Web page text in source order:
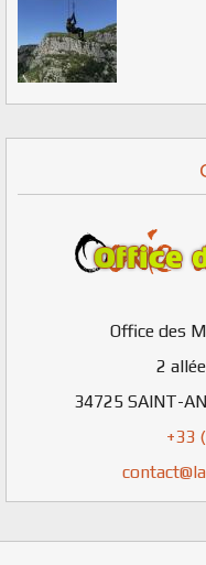
Office des
2
34725 SAINT-
+33